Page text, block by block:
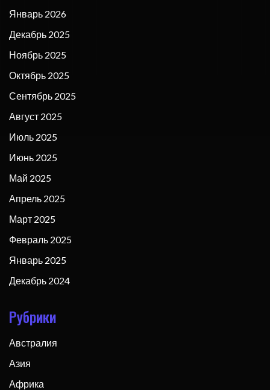
Январь 2026
Декабрь 2025
Ноябрь 2025
Октябрь 2025
Сентябрь 2025
Август 2025
Июль 2025
Июнь 2025
Май 2025
Апрель 2025
Март 2025
Февраль 2025
Январь 2025
Декабрь 2024
Рубрики
Австралия
Азия
Африка